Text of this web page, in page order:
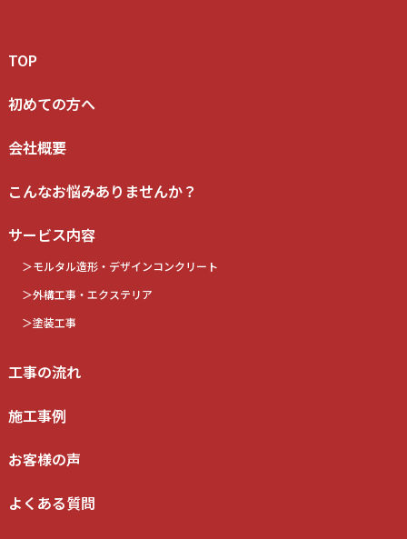
TOP
初めての方へ
会社概要
こんなお悩みありませんか？
サービス内容
モルタル造形・デザインコンクリート
外構工事・エクステリア
塗装工事
工事の流れ
施工事例
お客様の声
よくある質問